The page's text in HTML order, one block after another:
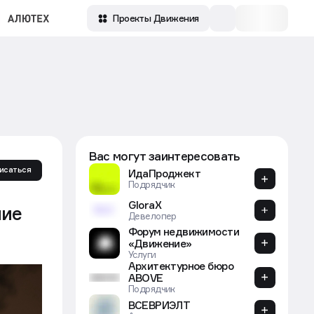
Проекты Движения
Вас могут заинтересовать
ИдаПроджект
Подрядчик
GloraX
Девелопер
Форум недвижимости
«Движение»
Услуги
ООО "Архитектор Групп"
Поставщик
ДарСтрой